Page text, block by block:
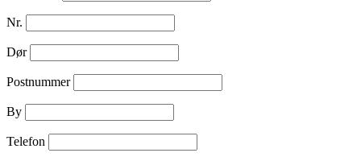
Nr.
Dør
Postnummer
By
Telefon